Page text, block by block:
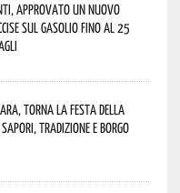
approvato un nuovo
sul gasolio fino al 25
torna la Festa della
tradizione e borgo